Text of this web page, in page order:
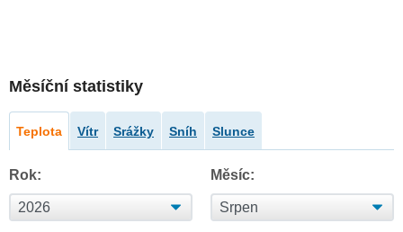
Měsíční statistiky
Teplota Vítr Srážky Sníh Slunce
Rok: Měsíc: